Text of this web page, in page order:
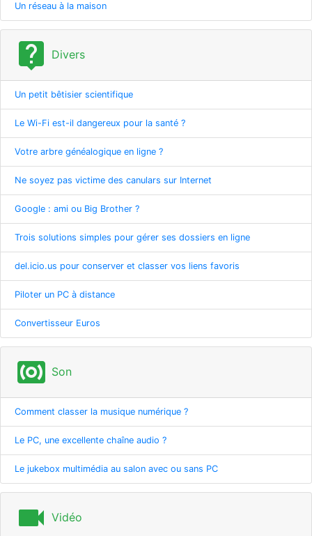
Un réseau à la maison
live_help Divers
Un petit bêtisier scientifique
Le Wi-Fi est-il dangereux pour la santé ?
Votre arbre généalogique en ligne ?
Ne soyez pas victime des canulars sur Internet
Google : ami ou Big Brother ?
Trois solutions simples pour gérer ses dossiers en ligne
del.icio.us pour conserver et classer vos liens favoris
Piloter un PC à distance
Convertisseur Euros
surround_sound Son
Comment classer la musique numérique ?
Le PC, une excellente chaîne audio ?
Le jukebox multimédia au salon avec ou sans PC
videocam Vidéo